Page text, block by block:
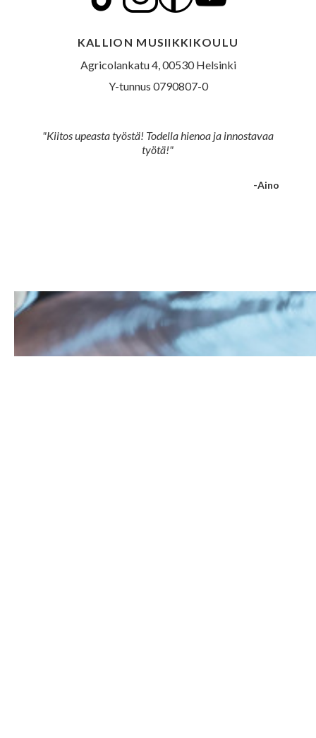
KALLION MUSIIKKIKOULU
Agricolankatu 4, 00530 Helsinki
Y-tunnus 0790807-0
"Kiitos upeasta työstä! Todella hienoa ja innostavaa
työtä!"
-Aino